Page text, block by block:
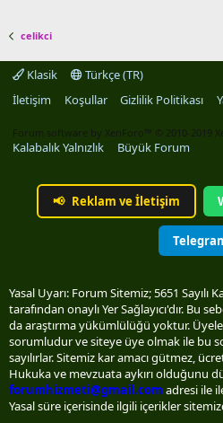
celikci
Klasik
Türkçe (TR)
İletişim
Koşullar Gizlilik Politikası
Forum software by XenForo™ © 2010-2019
Kalabalık Yalnızlık Büyük Forum
📢 Reklam ve İletişim
Yasal Uyarı: Forum Sitemiz; 5651 Sayılı
tarafından onaylı Yer Sağlayıcı'dır. Bu
da araştırma yükümlülüğü yoktur.
sorumludur ve siteye üye olmak ile bu
sayılırlar. Sitemiz kar amacı gütmez,
Hukuka ve mevzuata aykırı olduğunu
forumhizmeti@gmail.com adresi ile
Yasal süre içerisinde ilgili içerikler